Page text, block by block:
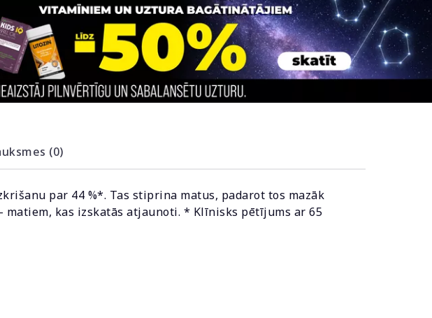
(0)
par 44 %*. Tas stiprina matus, padarot tos mazāk
kas izskatās atjaunoti. * Klīnisks pētījums ar 65